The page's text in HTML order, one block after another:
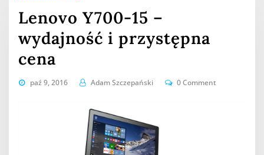
Lenovo Y700-15 –
wydajność i przystępna
cena
paź 9, 2016 Adam Szczepański 0 Comment